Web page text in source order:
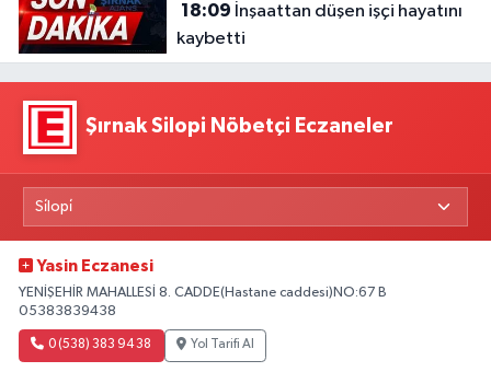
18:09
kaybetti
Şırnak Silopi Nöbetçi Eczaneler
Yasin Eczanesi
YENİŞEHİR MAHALLESİ 8. CADDE(Hastane caddesi)NO:67 B
05383839438
0 (538) 383 94 38 Yol Tarifi Al